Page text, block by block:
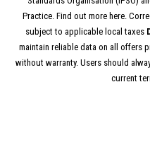
Practice. Find out more here.
subject to applicable local taxes
maintain reliable data on all offers
without warranty. Users should
current